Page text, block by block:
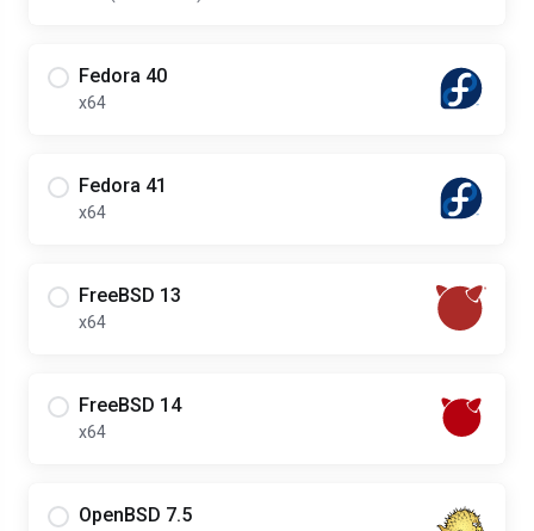
Fedora 40
x64
Fedora 41
x64
FreeBSD 13
x64
FreeBSD 14
x64
OpenBSD 7.5